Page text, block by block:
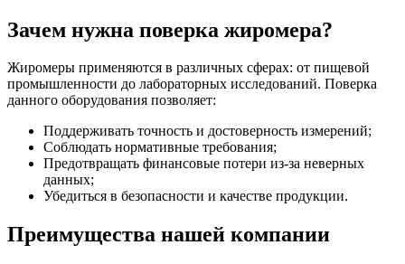
Зачем нужна поверка жиромера?
Жиромеры применяются в различных сферах: от пищевой
промышленности до лабораторных исследований. Поверка
данного оборудования позволяет:
Поддерживать точность и достоверность измерений;
Соблюдать нормативные требования;
Предотвращать финансовые потери из-за неверных
данных;
Убедиться в безопасности и качестве продукции.
Преимущества нашей компании